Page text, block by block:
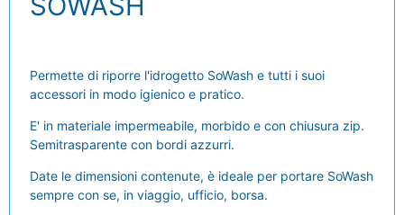
Permette di riporre l'idrogetto SoWash e tutti i suoi
accessori in modo igienico e pratico.
E' in materiale impermeabile, morbido e con chiusura zip.
Semitrasparente con bordi azzurri.
Date le dimensioni contenute, è ideale per portare SoWash
sempre con se, in viaggio, ufficio, borsa.